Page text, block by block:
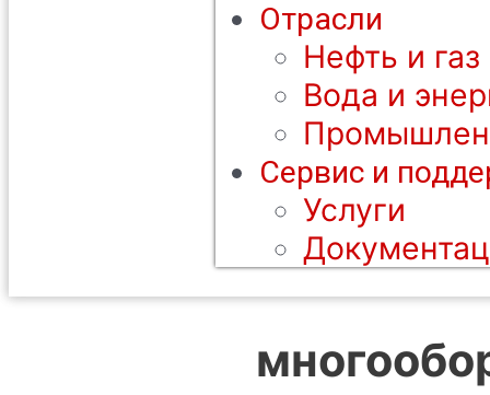
Отрасли
Нефть и газ
Вода и
Сервис и
Услуги